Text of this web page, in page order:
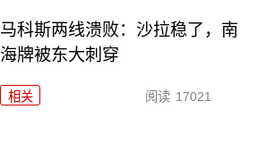
马科斯两线溃败：沙拉稳了，南
海牌被东大刺穿
相关 阅读 17021